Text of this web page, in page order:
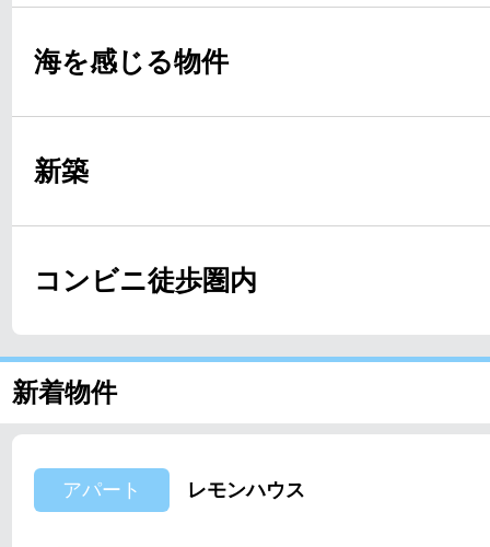
海を感じる物件
新築
コンビニ徒歩圏内
新着物件
アパート レモンハウス